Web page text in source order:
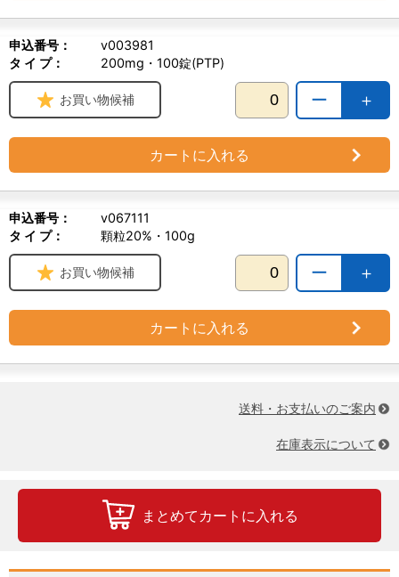
申込番号：
v003981
タ イ プ：
200mg・100錠(PTP)
＋
ー
お買い物候補
カートに入れる
申込番号：
v067111
タ イ プ：
顆粒20%・100g
＋
ー
お買い物候補
カートに入れる
送料・お支払いのご案内
在庫表示について
まとめてカートに入れる